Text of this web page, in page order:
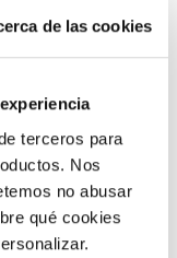
de las cookies
terceros para
Nos
no abusar
qué cookies
CON
(incluidos). Cada
extraer y encajar